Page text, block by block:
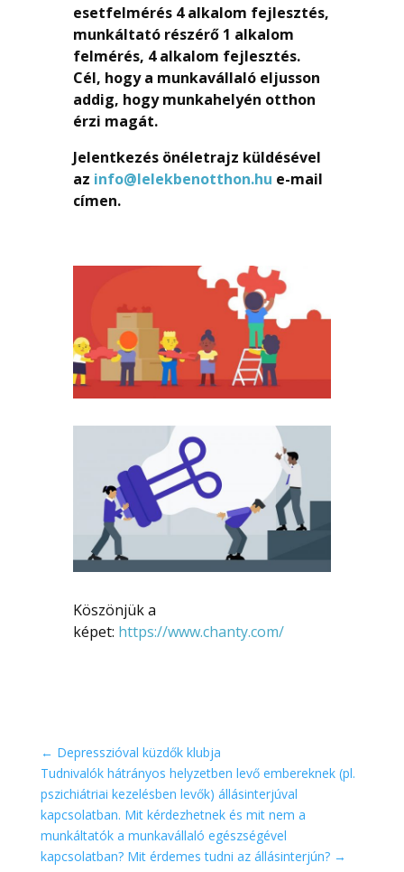
esetfelmérés 4 alkalom fejlesztés,
munkáltató részérő 1 alkalom
felmérés, 4 alkalom fejlesztés.
Cél, hogy a munkavállaló eljusson
addig, hogy munkahelyén otthon
érzi magát.
Jelentkezés önéletrajz küldésével
az info@lelekbenotthon.hu e-mail
címen.
Köszönjük a
képet: https://www.chanty.com/
← Depresszióval küzdők klubja
Tudnivalók hátrányos helyzetben levő embereknek (pl.
pszichiátriai kezelésben levők) állásinterjúval
kapcsolatban. Mit kérdezhetnek és mit nem a
munkáltatók a munkavállaló egészségével
kapcsolatban? Mit érdemes tudni az állásinterjún?→